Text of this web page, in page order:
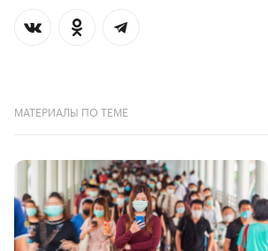
МАТЕРИАЛЫ ПО ТЕМЕ